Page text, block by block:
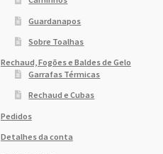
Guardanapos
Sobre Toalhas
Rechaud, Fogões e Baldes de Gelo
Garrafas Térmicas
Rechaud e Cubas
Pedidos
Detalhes da conta